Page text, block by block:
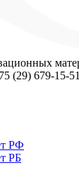
(29) 679-15-51
РФ
РБ